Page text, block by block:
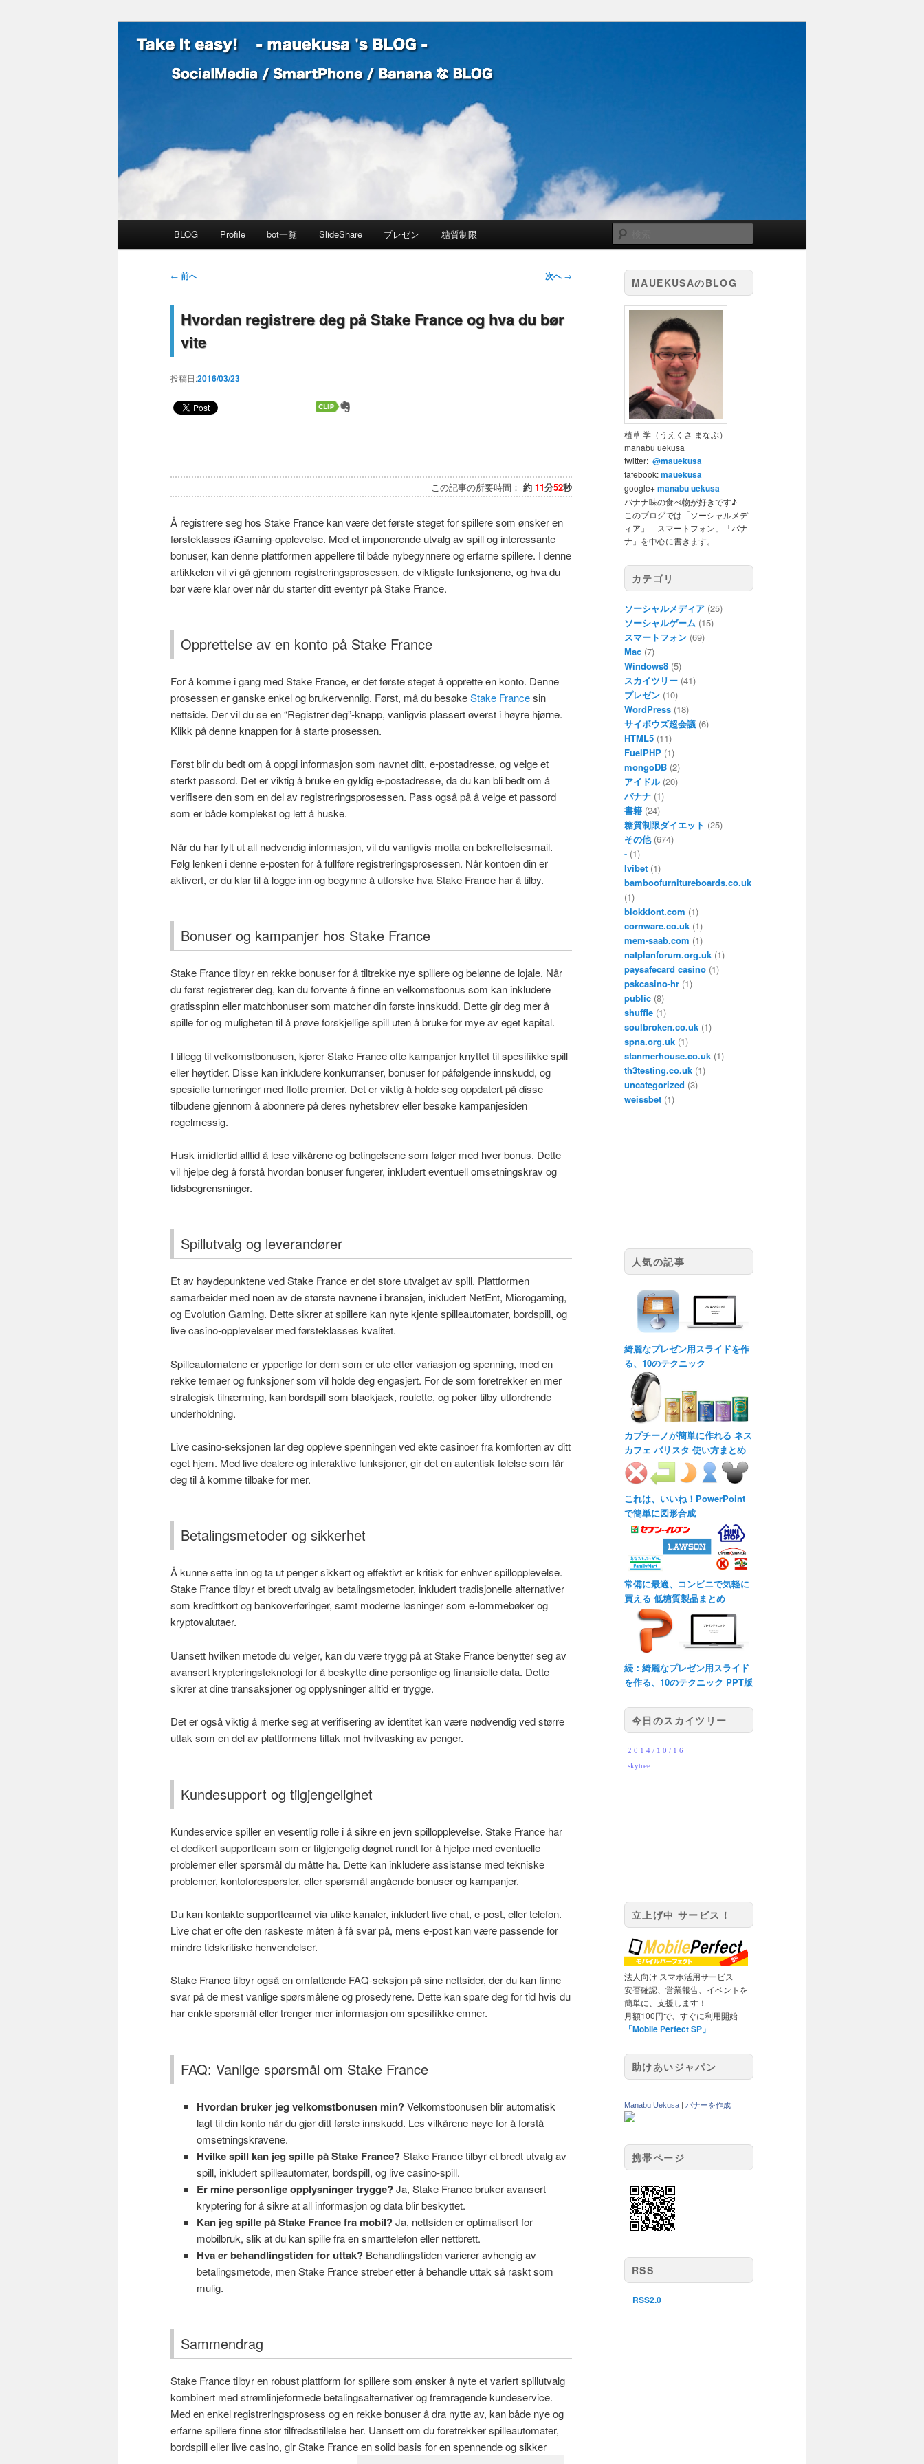
Take it easy! – mauekusa 's BLOG -
索
メインコンテンツへ移動
サブコンテンツへ移動
BLOG Profile bot一覧 SlideShare プレゼン 糖質制限
投稿ナビゲーション
← 前へ 次へ→
Hvordan registrere deg på Stake France og hva du bør
vite
投稿日:2016/03/23
この記事の所要時間： 約 11分52秒
Å registrere seg hos Stake France kan være det første steget for spillere som ønsker en
førsteklasses iGaming-opplevelse. Med et imponerende utvalg av spill og interessante
bonuser, kan denne plattformen appellere til både nybegynnere og erfarne spillere. I denne
artikkelen vil vi gå gjennom registreringsprosessen, de viktigste funksjonene, og hva du
bør være klar over når du starter ditt eventyr på Stake France.
Opprettelse av en konto på Stake France
For å komme i gang med Stake France, er det første steget å opprette en konto. Denne
prosessen er ganske enkel og brukervennlig. Først, må du besøkeStake Francesin
nettside. Der vil du se en “Registrer deg”-knapp, vanligvis plassert øverst i høyre hjørne.
Klikk på denne knappen for å starte prosessen.
Først blir du bedt om å oppgi informasjon som navnet ditt, e-postadresse, og velge et
sterkt passord. Det er viktig å bruke en gyldig e-postadresse, da du kan bli bedt om å
verifisere den som en del av registreringsprosessen. Pass også på å velge et passord
som er både komplekst og lett å huske.
Når du har fylt ut all nødvendig informasjon, vil du vanligvis motta en bekreftelsesmail.
Følg lenken i denne e-posten for å fullføre registreringsprosessen. Når kontoen din er
aktivert, er du klar til å logge inn og begynne å utforske hva Stake France har å tilby.
Bonuser og kampanjer hos Stake France
Stake France tilbyr en rekke bonuser for å tiltrekke nye spillere og belønne de lojale. Når
du først registrerer deg, kan du forvente å finne en velkomstbonus som kan inkludere
gratisspinn eller matchbonuser som matcher din første innskudd. Dette gir deg mer å
spille for og muligheten til å prøve forskjellige spill uten å bruke for mye av eget kapital.
I tillegg til velkomstbonusen, kjører Stake France ofte kampanjer knyttet til spesifikke spill
eller høytider. Disse kan inkludere konkurranser, bonuser for påfølgende innskudd, og
spesielle turneringer med flotte premier. Det er viktig å holde seg oppdatert på disse
tilbudene gjennom å abonnere på deres nyhetsbrev eller besøke kampanjesiden
regelmessig.
Husk imidlertid alltid å lese vilkårene og betingelsene som følger med hver bonus. Dette
vil hjelpe deg å forstå hvordan bonuser fungerer, inkludert eventuell omsetningskrav og
tidsbegrensninger.
Spillutvalg og leverandører
Et av høydepunktene ved Stake France er det store utvalget av spill. Plattformen
samarbeider med noen av de største navnene i bransjen, inkludert NetEnt, Microgaming,
og Evolution Gaming. Dette sikrer at spillere kan nyte kjente spilleautomater, bordspill, og
live casino-opplevelser med førsteklasses kvalitet.
Spilleautomatene er ypperlige for dem som er ute etter variasjon og spenning, med en
rekke temaer og funksjoner som vil holde deg engasjert. For de som foretrekker en mer
strategisk tilnærming, kan bordspill som blackjack, roulette, og poker tilby utfordrende
underholdning.
Live casino-seksjonen lar deg oppleve spenningen ved ekte casinoer fra komforten av ditt
eget hjem. Med live dealere og interaktive funksjoner, gir det en autentisk følelse som får
deg til å komme tilbake for mer.
Betalingsmetoder og sikkerhet
Å kunne sette inn og ta ut penger sikkert og effektivt er kritisk for enhver spillopplevelse.
Stake France tilbyr et bredt utvalg av betalingsmetoder, inkludert tradisjonelle alternativer
som kredittkort og bankoverføringer, samt moderne løsninger som e-lommebøker og
kryptovalutaer.
Uansett hvilken metode du velger, kan du være trygg på at Stake France benytter seg av
avansert krypteringsteknologi for å beskytte dine personlige og finansielle data. Dette
sikrer at dine transaksjoner og opplysninger alltid er trygge.
Det er også viktig å merke seg at verifisering av identitet kan være nødvendig ved større
uttak som en del av plattformens tiltak mot hvitvasking av penger.
Kundesupport og tilgjengelighet
Kundeservice spiller en vesentlig rolle i å sikre en jevn spillopplevelse. Stake France har
et dedikert supportteam som er tilgjengelig døgnet rundt for å hjelpe med eventuelle
problemer eller spørsmål du måtte ha. Dette kan inkludere assistanse med tekniske
problemer, kontoforespørsler, eller spørsmål angående bonuser og kampanjer.
Du kan kontakte supportteamet via ulike kanaler, inkludert live chat, e-post, eller telefon.
Live chat er ofte den raskeste måten å få svar på, mens e-post kan være passende for
mindre tidskritiske henvendelser.
Stake France tilbyr også en omfattende FAQ-seksjon på sine nettsider, der du kan finne
svar på de mest vanlige spørsmålene og prosedyrene. Dette kan spare deg for tid hvis du
har enkle spørsmål eller trenger mer informasjon om spesifikke emner.
FAQ: Vanlige spørsmål om Stake France
Hvordan bruker jeg velkomstbonusen min?Velkomstbonusen blir automatisk
lagt til din konto når du gjør ditt første innskudd. Les vilkårene nøye for å forstå
omsetningskravene.
Hvilke spill kan jeg spille på Stake France?Stake France tilbyr et bredt utvalg av
spill, inkludert spilleautomater, bordspill, og live casino-spill.
Er mine personlige opplysninger trygge?Ja, Stake France bruker avansert
kryptering for å sikre at all informasjon og data blir beskyttet.
Kan jeg spille på Stake France fra mobil?Ja, nettsiden er optimalisert for
mobilbruk, slik at du kan spille fra en smarttelefon eller nettbrett.
Hva er behandlingstiden for uttak?Behandlingstiden varierer avhengig av
betalingsmetode, men Stake France streber etter å behandle uttak så raskt som
mulig.
Sammendrag
Stake France tilbyr en robust plattform for spillere som ønsker å nyte et variert spillutvalg
kombinert med strømlinjeformede betalingsalternativer og fremragende kundeservice.
Med en enkel registreringsprosess og en rekke bonuser å dra nytte av, kan både nye og
erfarne spillere finne stor tilfredsstillelse her. Uansett om du foretrekker spilleautomater,
bordspill eller live casino, gir Stake France en solid basis for en spennende og sikker
MAUEKUSAのBLOG
植草 学（うえくさ まなぶ）
manabu uekusa
twitter: @mauekusa
fafebook:mauekusa
google+manabu uekusa
バナナ味の食べ物が好きです♪
このブログでは「ソーシャルメデ
ィア」「スマートフォン」「バナ
ナ」を中心に書きます。
カテゴリ
ソーシャルメディア (25)
ソーシャルゲーム (15)
スマートフォン (69)
Mac (7)
Windows8 (5)
スカイツリー (41)
プレゼン (10)
WordPress (18)
サイボウズ超会議 (6)
HTML5 (11)
FuelPHP (1)
mongoDB (2)
アイドル(20)
バナナ (1)
書籍 (24)
糖質制限ダイエット (25)
その他(674)
- (1)
Ivibet (1)
bamboofurnitureboards.co.uk
(1)
blokkfont.com (1)
cornware.co.uk (1)
mem-saab.com (1)
natplanforum.org.uk (1)
paysafecard casino (1)
pskcasino-hr (1)
public (8)
shuffle (1)
soulbroken.co.uk (1)
spna.org.uk (1)
stanmerhouse.co.uk (1)
th3testing.co.uk (1)
uncategorized (3)
weissbet (1)
人気の記事
綺麗なプレゼン用スライドを作
る、10のテクニック
カプチーノが簡単に作れる ネス
カフェ バリスタ 使い方まとめ
これは、いいね！PowerPoint
で簡単に図形合成
常備に最適、コンビニで気軽に
買える 低糖質製品まとめ
続：綺麗なプレゼン用スライド
を作る、10のテクニック PPT版
今日のスカイツリー
立上げ中 サービス！
法人向け スマホ活用サービス
安否確認、営業報告、イベントを
簡単に、支援します！
月額100円で、すぐに利用開始
「Mobile Perfect SP」
助けあいジャパン
Manabu Uekusa バナーを作成
携帯ページ
RSS
RSS2.0